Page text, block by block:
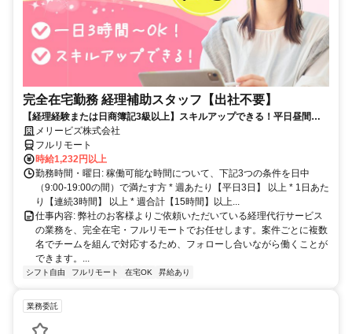
完全在宅勤務 経理補助スタッフ【出社不要】
【経理経験または日商簿記3級以上】スキルアップできる！平日昼間３h
～。完全在宅で育児・介護中の方も大歓迎♪
メリービズ株式会社
フルリモート
時給1,232円以上
勤務時間・曜日: 稼働可能な時間について、下記3つの条件を日中
（9:00-19:00の間）で満たす方 * 週あたり【平日3日】 以上 * 1日あた
り【連続3時間】 以上 * 週合計【15時間】以上...
仕事内容: 弊社のお客様よりご依頼いただいている経理代行サービス
の業務を、完全在宅・フルリモートでお任せします。案件ごとに複数
名でチームを組んで対応するため、フォローし合いながら働くことが
できます。...
シフト自由 フルリモート 在宅OK 昇給あり
業務委託